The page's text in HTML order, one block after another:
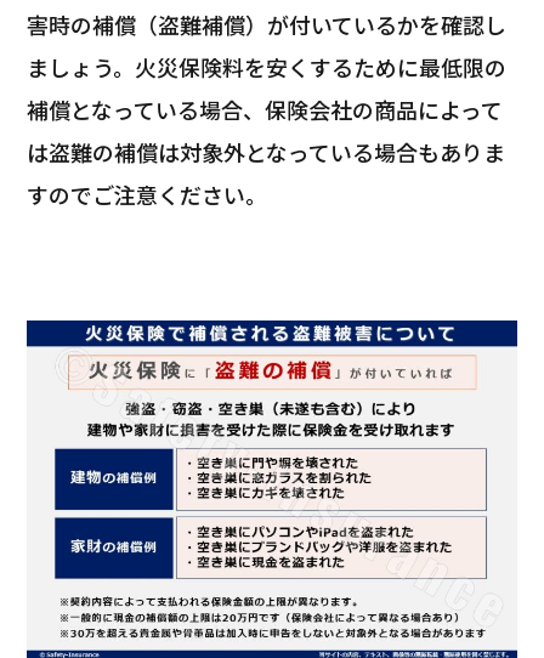
害時の補償（盗難補償）が付いているかを確認し
ましょう。火災保険料を安くするために最低限の
補償となっている場合、保険会社の商品によって
は盗難の補償は対象外となっている場合もありま
すのでご注意ください。